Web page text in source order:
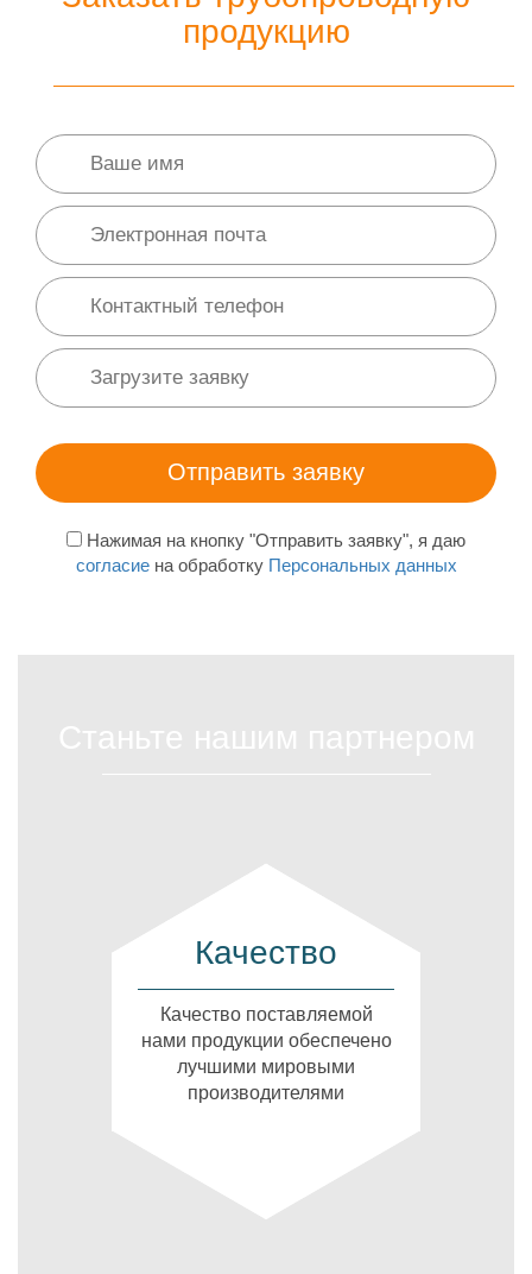
продукцию
Нажимая на кнопку "Отправить заявку", я даю
согласиена обработку Персональных данных
Качество
Качество поставляемой
нами продукции обеспечено
лучшими мировыми
производителями